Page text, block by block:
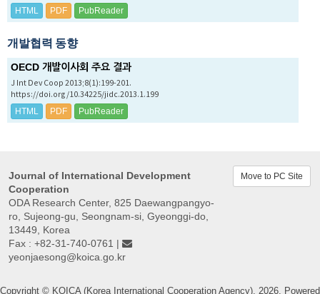
HTML PDF PubReader
개발협력 동향
OECD 개발이사회 주요 결과
J Int Dev Coop 2013;8(1):199-201.
https://doi.org/10.34225/jidc.2013.1.199
HTML PDF PubReader
Journal of International Development
Cooperation
ODA Research Center, 825 Daewangpangyo-
ro, Sujeong-gu, Seongnam-si, Gyeonggi-do,
13449, Korea
Fax : +82-31-740-0761 |
yeonjaesong@koica.go.kr
Move to PC Site
Copyright © KOICA (Korea International Cooperation Agency). 2026. Powered